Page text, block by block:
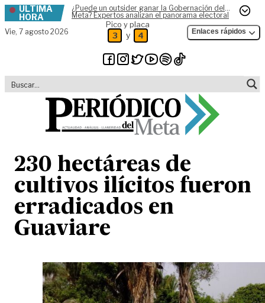
Skip to content
ÚLTIMA
HORA
¿Puede un outsider ganar la Gobernación del
Meta? Expertos analizan el panorama electoral
Vie, 7 agosto 2026
Pico y placa
3 y 4 Enlaces rápidos
230 hectáreas de
cultivos ilícitos fueron
erradicados en
Guaviare